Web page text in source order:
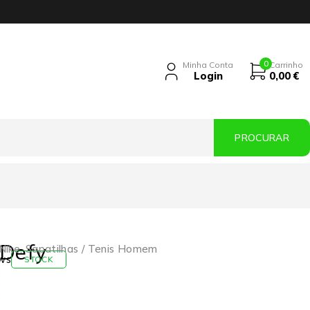
Minha Conta
Login
0Carrinho
0,00€
Nike,Sapatilhas / Tenis Homem
STOCK